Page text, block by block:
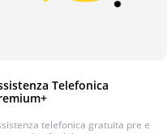
Telefonica
telefonica gratuita pre e